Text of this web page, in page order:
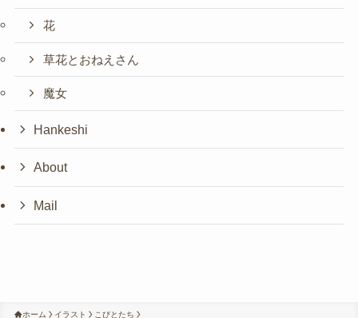
花
草花とおねえさん
魔女
Hankeshi
About
Mail
ホーム イラスト こびとたち